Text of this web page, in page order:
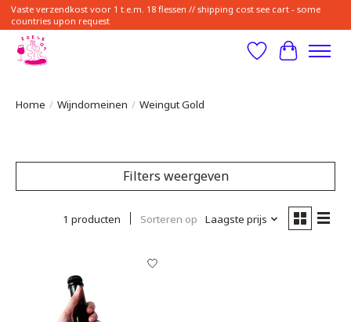
Vaste verzendkost voor 1 t.e.m. 18 flessen // shipping cost see cart - some
countries upon request
Verlanglijst
Home / Wijndomeinen / Weingut Gold
Filters weergeven
1 producten Sorteren op Laagste prijs